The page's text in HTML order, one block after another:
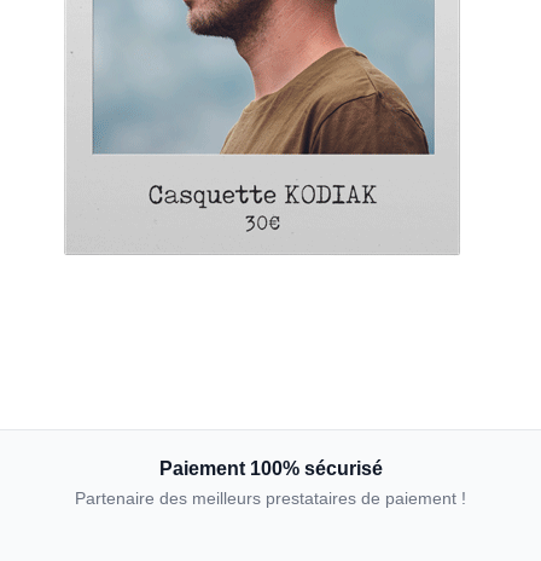
Paiement 100% sécurisé
Partenaire des meilleurs prestataires de paiement !